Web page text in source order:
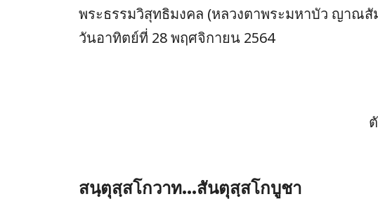
พระธรรมวิสุทธิมงคล (หลวงตาพระมหาบัว ญาณ
วันอาทิตย์ที่ 28 พฤศจิกายน 2564
สนฺตุสฺสโกวาท...สันตุสฺสโกบูชา